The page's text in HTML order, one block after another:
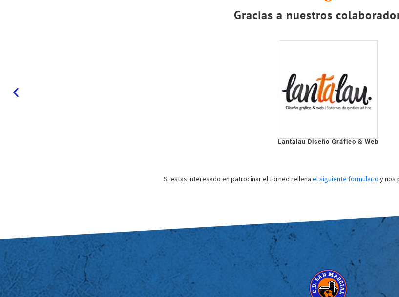
Gracias a nuestros
Lantalau Diseño Gráfico & Web
Si estas interesado en patrocinar el torneo rellena el siguiente formulario y nos